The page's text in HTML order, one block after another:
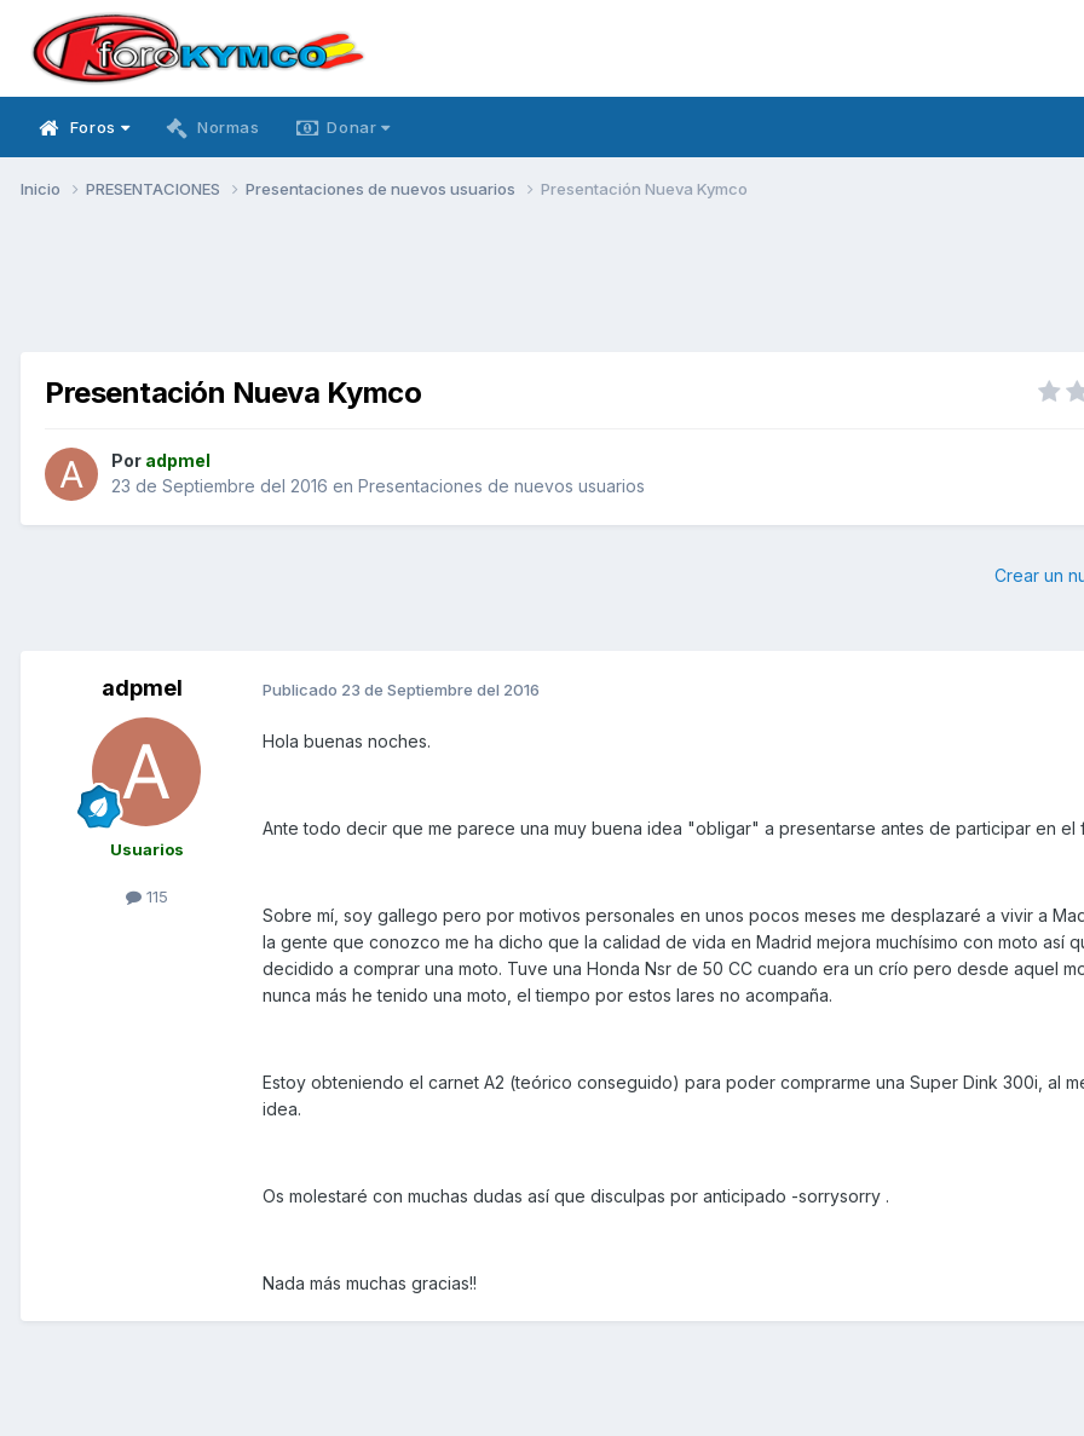
Foros Normas Donar
Inicio PRESENTACIONES Presentaciones de nuevos usuarios Presentación Nueva Kymco
Presentación Nueva Kymco
Por adpmel
23 de Septiembre del 2016 en Presentaciones de nuevos usuarios
Crear un
adpmel
Usuarios
115
Publicado 23 de Septiembre del 2016
Hola buenas noches.
Ante todo decir que me parece una muy buena idea "obligar" a presentarse antes de participar en el
Sobre mí, soy gallego pero por motivos personales en unos pocos meses me desplazaré a vivir a
la gente que conozco me ha dicho que la calidad de vida en Madrid mejora muchísimo con moto así
decidido a comprar una moto. Tuve una Honda Nsr de 50 CC cuando era un crío pero desde aquel
nunca más he tenido una moto, el tiempo por estos lares no acompaña.
Estoy obteniendo el carnet A2 (teórico conseguido) para poder comprarme una Super Dink 300i, al
idea.
Os molestaré con muchas dudas así que disculpas por anticipado -sorrysorry .
Nada más muchas gracias!!